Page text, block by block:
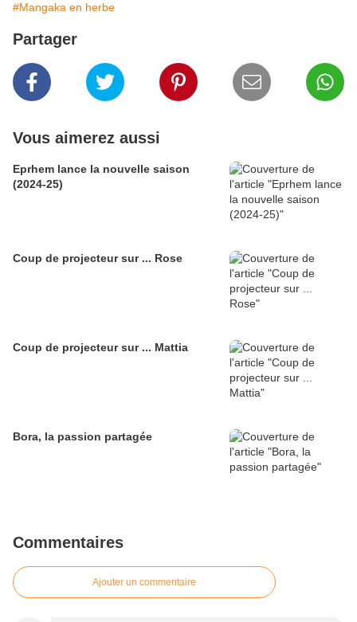
#Mangaka en herbe
Partager
Vous aimerez aussi
Eprhem lance la nouvelle saison
(2024-25)
Coup de projecteur sur ... Rose
Coup de projecteur sur ... Mattia
Bora, la passion partagée
Commentaires
Ajouter un commentaire